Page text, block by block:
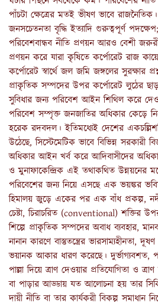
পাঁচটা ক্ষেত্রের মতই ভীষণ ভাবে
জনসচেতনতা বৃদ্ধি ইত্যাদি গুরুত্বপূর্ণ পদক্ষেপ;
পরিবেশবান্ধব নীতি প্রণয়ন আরও বেশী
প্রণয়ন করে যারা কৃষিতে কর্পোরেট রাজ
কর্পোরেট স্বার্থে জল জমি জঙ্গলের সুরক্ষার
প্রাকৃতিক সম্পদের উপর কর্পোরেট লুঠের
সুবিধার জন্য পরিবেশ আইন শিথিল করে
পরিবেশ সম্পৃক্ত জনজাতির অধিকার কেড়ে
হরেক রদবদল। ইতিমধ্যেই দেশের
উঠেছে, সিস্টেমেটিক ভাবে বিভিন্ন সরকারী
অধিকার আইন খর্ব করে আদিবাসীদের
ও মুনাফাকেন্দ্রিক এই তথাকথিত উন্নয়নের
পরিবেশের জন্য নিয়ে এসছে এক ভয়ঙ্কর
হিমালয় জুড়ে একের পর এক বাঁধ প্রকল্প,
চেষ্টা, চিরাচরিত (conventional) শক্তির
শিল্পে প্রাকৃতিক সম্পদের অবাধ ব্যবহার,
নানান কারণে বাস্তুতন্ত্রের ভারসাম্যহীনতা,
ভয়ানক আকার ধারণ করেছে। দুর্ভাগ্যবশত,
পাল্লা দিয়ে ত্রাণ দেওয়ার প্রতিযোগিতা ও
বা পাড়ার আড্ডায় যত আলোচনা হয় তার
দায়ী নীতি বা তার কার্যকরী বিকল্প সমাধান